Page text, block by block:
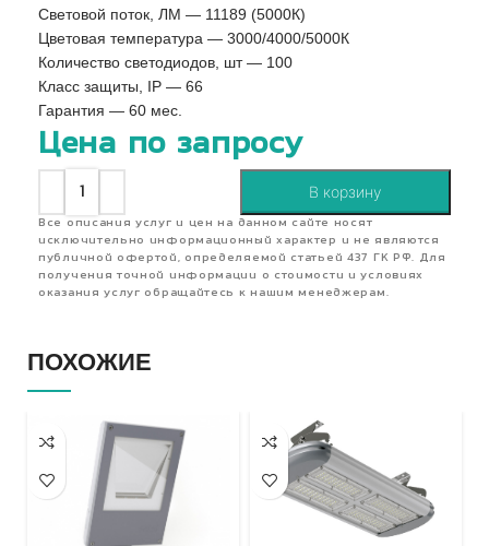
Световой поток, ЛМ — 11189 (5000К)
Цветовая температура — 3000/4000/5000К
Количество светодиодов, шт — 100
Класс защиты, IP — 66
Гарантия — 60 мес.
Цена по запросу
В корзину
Все описания услуг и цен на данном сайте носят
исключительно информационный характер и не являются
публичной офертой, определяемой статьей 437 ГК РФ. Для
получения точной информации о стоимости и условиях
оказания услуг обращайтесь к нашим менеджерам.
ПОХОЖИЕ